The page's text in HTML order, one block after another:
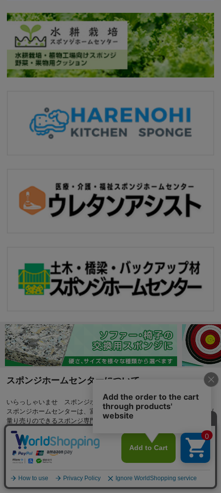
スポンジホームセンターについて
いらっしゃいませ スポンジホームセンターへようこそ
スポンジホームセンターは、富士ゴム産業株式会社が運営する切り売り/
量り売りのできるスポンジ専門店です。富士ゴム産業はウレタンフォー
ムの加工に始まり、スポンジ、発泡ポリエチレン、ゴムスポンジ他、発
泡専材の加工技術を長年磨いてまいりました。ウレタン・スポンジのこ
となら何でもお任せください。当社の商品は自社工場にて加工・製造し
ており、お客様のニーズにあわせた商品をお選びいただけます。商品の
様の素敵なインテリアやDIYにお役立て下さいませ。